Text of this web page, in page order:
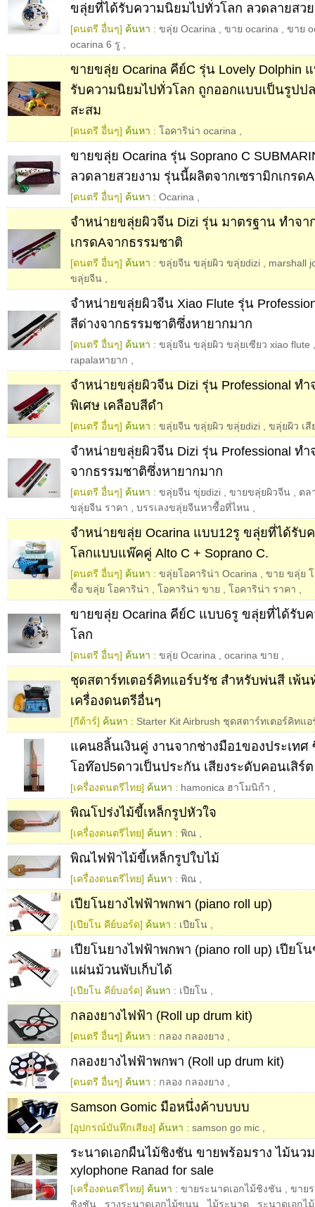
ขลุ่ยที่ได้รับความนิยมไปทั่วโลก ลวดลายสว
[ดนตรี อื่นๆ] ค้นหา : ขลุ่ย Ocarina ขาย ocarina
ขาย
ocarina 6 รู
ขายขลุ่ย Ocarina คีย์C รุ่น Lovely Dolphin
รับความนิยมไปทั่วโลก ถูกออกแบบเป็นรูปป
สะสม
[ดนตรี อื่นๆ] ค้นหา : โอคาริน่า ocarina
ขายขลุ่ย Ocarina รุ่น Soprano C
ลวดลายสวยงาม รุ่นนี้ผลิตจากเซรามิกเกรดA
[ดนตรี อื่นๆ] ค้นหา : Ocarina
จำหน่ายขลุ่ยผิวจีน Dizi รุ่น มาตรฐาน ทำจา
เกรดAจากธรรมชาติ
[ดนตรี อื่นๆ] ค้นหา : ขลุ่ยจีน ขลุ่ยผิว ขลุ่ยdizi
marshall
ขลุ่ยจีน
จำหน่ายขลุ่ยผิวจีน Xiao Flute รุ่น
สีด่างจากธรรมชาติซึ่งหายากมาก
[ดนตรี อื่นๆ] ค้นหา : ขลุ่ยจีน ขลุ่ยผิว ขลุ่ยเซียว xiao flute
rapalaหายาก
จำหน่ายขลุ่ยผิวจีน Dizi รุ่น Professional ทำ
พิเศษ เคลือบสีดำ
[ดนตรี อื่นๆ] ค้นหา : ขลุ่ยจีน ขลุ่ยผิว ขลุ่ยdizi ขลุ่ยผิว เสี
จำหน่ายขลุ่ยผิวจีน Dizi รุ่น Professional ทำ
จากธรรมชาติซึ่งหายากมาก
[ดนตรี อื่นๆ] ค้นหา : ขลุ่ยจีน ขุ่ยdizi ขายขลุ่ยผิวจีน
ตล
ขลุ่ยจีน ราคา
บรรเลงขลุ่ยจีนหาซื้อที่ไหน
จำหน่ายขลุ่ย Ocarina แบบ12รู ขลุ่ยที่ได้รับ
โลกแบบแพ๊คคู่ Alto C + Soprano C.
[ดนตรี อื่นๆ] ค้นหา : ขลุ่ยโอคาริน่า Ocarina
ขาย ขลุ่ย
ซื้อ ขลุ่ย โอคาริน่า
โอคาริน่า ขาย โอคาริน่า ราคา
ขายขลุ่ย Ocarina คีย์C แบบ6รู ขลุ่ยที่ได้รับ
โลก
[ดนตรี อื่นๆ] ค้นหา : ขลุ่ย Ocarina ocarina ขาย
ชุดสตาร์ทเตอร์คิทแอร์บรัช สำหรับพ่นสี เพ้น
เครื่องดนตรีอื่นๆ
[กีต้าร์] ค้นหา : Starter Kit Airbrush ชุดสตาร์ทเตอร์คิทแ
แคน8ลิ้นเงินคู่ งานจากช่างมือ1ของประเทศ
โอท๊อป5ดาวเป็นประกัน เสียงระดับคอนเสิร์ต
[เครื่องดนตรีไทย] ค้นหา : hamonica ฮาโมนิก้า
พิณโปร่งไม้ขี้เหล็กรูปหัวใจ
[เครื่องดนตรีไทย] ค้นหา : พิณ
พิณไฟฟ้าไม้ขี้เหล็กรูปใบไม้
[เครื่องดนตรีไทย] ค้นหา : พิณ
เปียโนยางไฟฟ้าพกพา (piano roll up)
[เปียโน คีย์บอร์ด] ค้นหา : เปียโน
เปียโนยางไฟฟ้าพกพา (piano roll up) เปียโ
แผ่นม้วนพับเก็บได้
[เปียโน คีย์บอร์ด] ค้นหา : เปียโน
กลองยางไฟฟ้า (Roll up drum kit)
[ดนตรี อื่นๆ] ค้นหา : กลอง กลองยาง
กลองยางไฟฟ้าพกพา (Roll up drum kit)
[ดนตรี อื่นๆ] ค้นหา : กลอง กลองยาง
Samson Gomic มือหนึ่งค้าบบบบ
[อุปกรณ์บันทึกเสียง] ค้นหา : samson go mic
ระนาดเอกผืนไม้ชิงชัน ขายพร้อมราง ไม้นวม
xylophone Ranad for sale
[เครื่องดนตรีไทย] ค้นหา : ขายระนาดเอกไม้ชิงชัน
ขาย
ชิงชัน
รางระนาดเอกไม้ขนุน ,ไม้ระนาด ระนาดเอกไ